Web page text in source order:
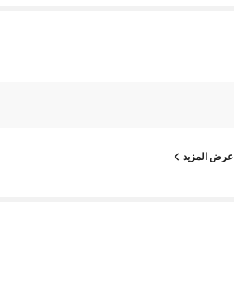
عرض المزيد